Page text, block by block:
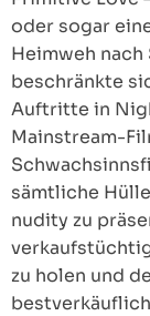
oder sogar
Heimweh nach
beschränkte
Auftritte in
Mainstream-
sämtliche
nudity zu
zu holen und